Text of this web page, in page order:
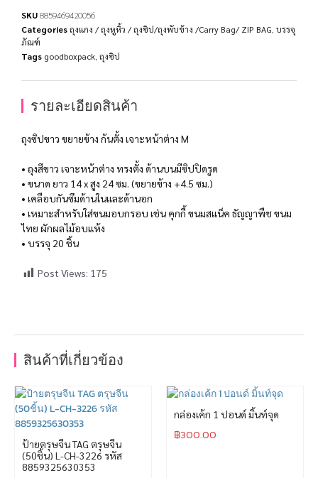
SKU8859469420056
Categoriesถุงแกง / ถุงหูหิ้ว / ถุงซิป/ถุงพับข้าง /Carry Bag/ ZIP BAG บรรจุ
ภัณฑ์
Tags goodboxpack ถุงซิป
รายละเอียดสินค้า
ถุงซิปขาว ขยายข้าง ก้นตั้ง เจาะหน้าต่าง M
• ถุงสีขาว เจาะหน้าต่าง ทรงตั้ง ด้านบนมีซิปปิดรูด
• ขนาด ยาว 14 x สูง 24 ซม. (ขยายข้าง +4.5 ซม.)
• เคลือบกันซึมด้านในและด้านอก
• เหมาะสำหรับใส่ขนมอบกรอบ เช่น คุกกี้ ขนมสแน็ค ธัญญาพืช ขนม
ไทย ผักผลไม้อบแห้ง
• บรรจุ 20 ชิ้น
Post Views: 175
สินค้าที่เกี่ยวข้อง
ป้ายตรุษจีน TAG ตรุษจีน
(50ชิ้น) L-CH-3226 รหัส
8859325630353
กล่องเค้ก 1 ปอนด์ มิ้นท์จุด
฿300.00